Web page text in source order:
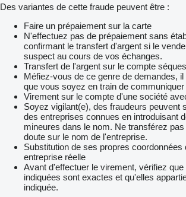
Des variantes de cette fraude peuvent être :
Faire un prépaiement sur la carte
N'effectuez pas de prépaiement sans
confirmant le transfert d'argent si le
suspect au cours de vos échanges.
Transfert de l'argent sur le compte
Méfiez-vous de ce genre de demandes,
que vous soyez en train de
Virement sur le compte d'une société
Soyez vigilant(e), des fraudeurs peuvent
des entreprises connues en introduisant
mineures dans le nom. Ne transférez
doute sur le nom de l'entreprise.
Substitution de ses propres coordonnées
entreprise réelle
Avant d'effectuer le virement, vérifiez
indiquées sont exactes et qu'elles
indiquée.